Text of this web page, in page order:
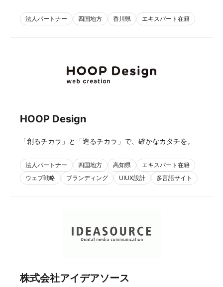
法人パートナー 四国地方 香川県 エキスパート在籍
HOOP Design
「創るチカラ」と「造るチカラ」で、確かなカタチを。
法人パートナー 四国地方 高知県
エキスパート在籍
ウェブ戦略
ブランディング UIUX設計 多言語サイト
株式会社アイデアソース